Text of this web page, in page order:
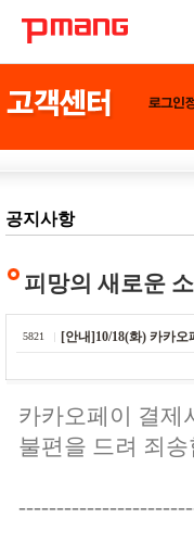
공지사항
피망의 새로운
5821 [안내]10/18(화) 카카
카카오페이 결제
불편을 드려 죄